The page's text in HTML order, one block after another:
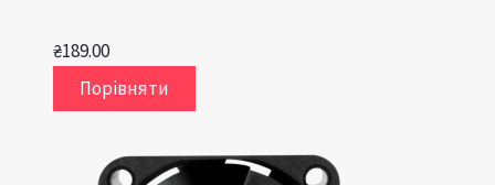
₴189.00
Порівняти